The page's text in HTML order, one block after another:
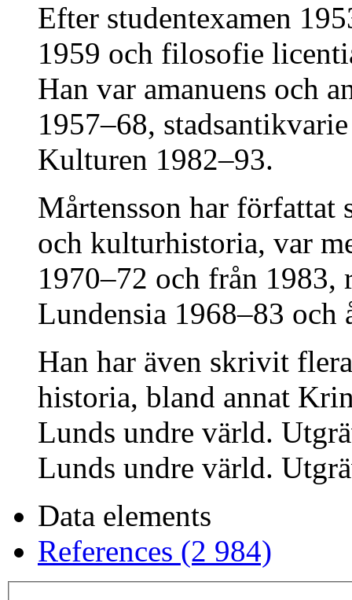
Efter studentexamen
1959 och filosofie
Han var amanuens och
1957–68,
Kulturen 1982–93.
Mårtensson har
och kulturhistoria, var
1970–72 och från 1983,
Lundensia 1968–83 och
Han har även skrivit
historia, bland annat
Lunds undre värld.
Lunds undre värld.
Data elements
References (2 984)